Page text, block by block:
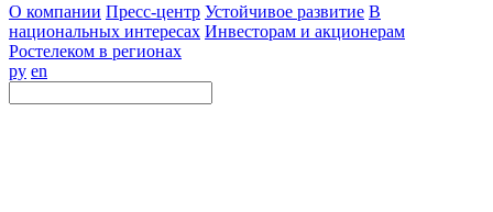
О компании Пресс-центр Устойчивое развитие В
национальных интересах Инвесторам и акционерам
Ростелеком в регионах
ру en